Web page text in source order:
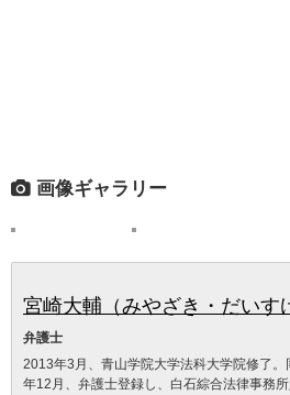
画像ギャラリー
宮崎大輔（みやざき・だいす
弁護士
2013年3月、青山学院大学法科大学院修了
年12月、弁護士登録し、白石綜合法律事務